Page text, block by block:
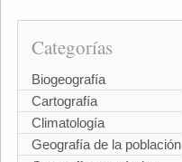
Categorías
Biogeografía
Cartografía
Climatología
Geografía de la población